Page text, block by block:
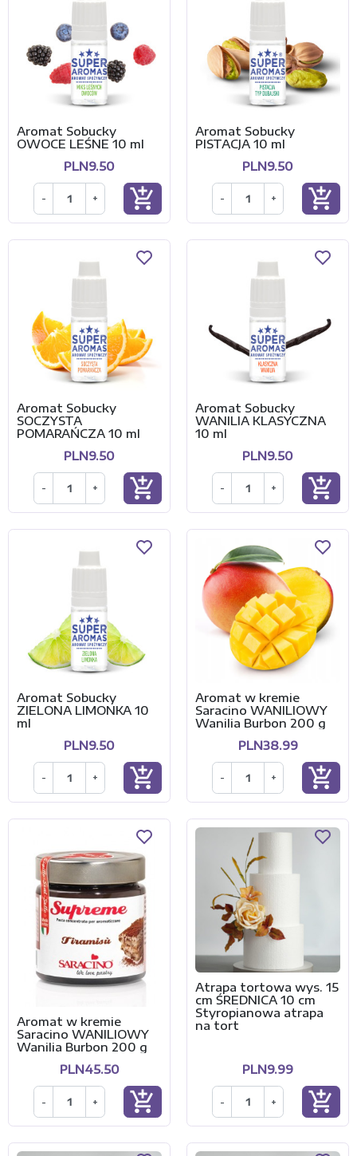
Aromat Sobucky
OWOCE LEŚNE 10 ml
PLN9.50
- + add_shopping_cart
Aromat Sobucky
PISTACJA 10 ml
PLN9.50
- + add_shopping_cart
Aromat Sobucky
SOCZYSTA
POMARAŃCZA 10 ml
PLN9.50
- + add_shopping_cart
Aromat Sobucky
WANILIA KLASYCZNA
10 ml
PLN9.50
- + add_shopping_cart
Aromat Sobucky
ZIELONA LIMONKA 10
ml
PLN9.50
- + add_shopping_cart
Aromat w kremie
Saracino WANILIOWY
Wanilia Burbon 200 g
PLN38.99
- + add_shopping_cart
Aromat w kremie
Saracino WANILIOWY
Wanilia Burbon 200 g
PLN45.50
- + add_shopping_cart
Atrapa tortowa wys. 15
cm ŚREDNICA 10 cm
Styropianowa atrapa
na tort
PLN9.99
- + add_shopping_cart